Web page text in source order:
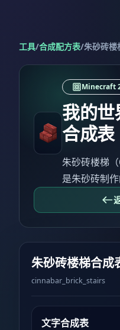
工具/合成配方表/朱砂砖楼
Minecraft
我的世
合成表
朱砂砖楼梯
是朱砂砖制作
朱砂砖楼梯合成
cinnabar_brick_stairs
文字合成表